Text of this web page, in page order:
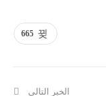
665
الخبر التالي